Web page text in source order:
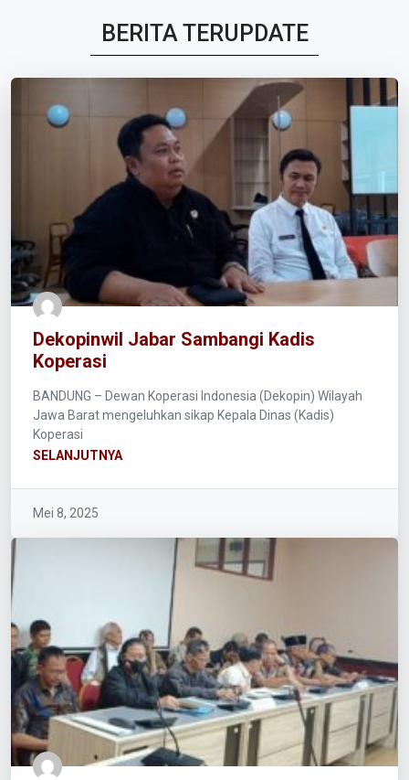
BERITA TERUPDATE
Dekopinwil Jabar Sambangi Kadis
Koperasi
BANDUNG – Dewan Koperasi Indonesia (Dekopin) Wilayah
Jawa Barat mengeluhkan sikap Kepala Dinas (Kadis)
Koperasi
SELANJUTNYA
Mei 8, 2025